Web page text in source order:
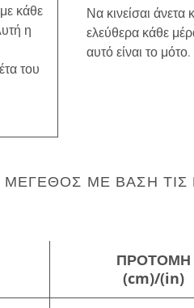
κάθε
η
του
Να κινείσαι άνετα
ελεύθερα κάθε
αυτό είναι το μότο.
ΜΕ ΒΆΣΗ ΤΙΣ
ΠΡΟΤΟΜΉ
(cm)/(in)